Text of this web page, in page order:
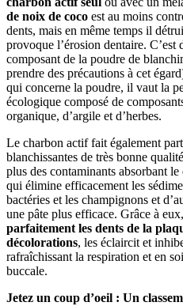
de noix de coco est au moins
dents, mais en même temps il
provoque l’érosion dentaire.
composant de la poudre de
prendre des précautions à cet
qui concerne la poudre, il vaut la
écologique composé de
organique, d’argile et d’herbes.
Le charbon actif fait également
blanchissantes de très bonne
plus des contaminants absorbant
qui élimine efficacement les
bactéries et les champignons et
une pâte plus efficace. Grâce à
parfaitement les dents de la
décolorations, les éclaircit et
rafraîchissant la respiration et en
buccale.
Jetez un coup d’oeil : Un